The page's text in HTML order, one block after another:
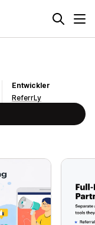
Entwickler
ReferrLy